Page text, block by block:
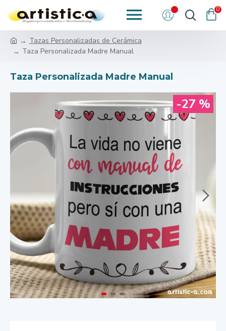
0
Tazas Personalizadas de Cerámica
Taza Personalizada Madre Manual
Taza Personalizada Madre Manual
-27 %